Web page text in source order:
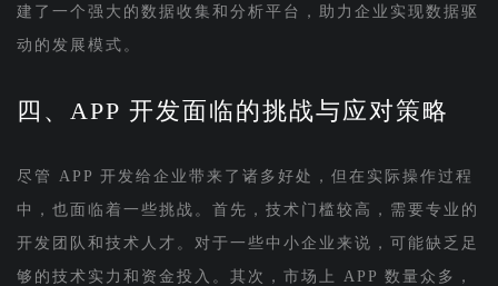
建了一个强大的数据收集和分析平台，助力企业实现数据驱
动的发展模式。
四、APP 开发面临的挑战与应对策略
尽管 APP 开发给企业带来了诸多好处，但在实际操作过程
中，也面临着一些挑战。首先，技术门槛较高，需要专业的
开发团队和技术人才。对于一些中小企业来说，可能缺乏足
够的技术实力和资金投入。其次，市场上 APP 数量众多，